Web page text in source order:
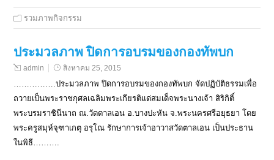
รวมภาพกิจกรรม
ประมวลภาพ ปิดการอบรมของกองทัพบก
admin สิงหาคม 25, 2015
…………….ประมวลภาพ ปิดการอบรมของกองทัพบก จัดปฏิบัติธรรมเพื่อ
ถวายเป็นพระราชกุศลเฉลิมพระเกียรติแด่สมเด็จพระนางเจ้า สิริกิติ์
พระบรมราชินีนาถ ณ.วัดตาลเอน อ.บางปะหัน จ.พระนครศรีอยุธยา โดย
พระครูสมุห์จุฑาเกตุ อรุโณ รักษาการเจ้าอาวาสวัดตาลเอน เป็นประธาน
ในพิธี……….